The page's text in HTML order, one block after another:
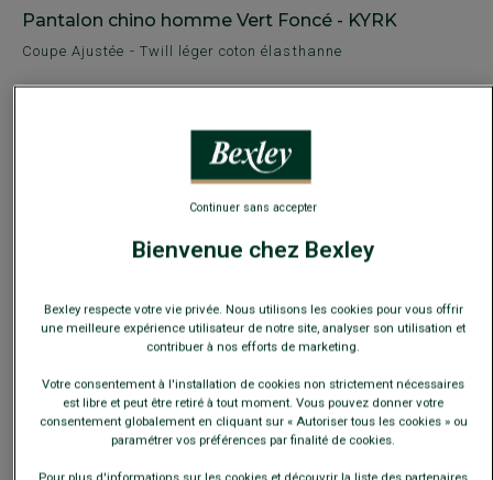
Pantalon chino homme Vert Foncé - KYRK
Coupe Ajustée - Twill léger coton élasthanne
74,00 €
Le 2e pantalon au choix
Payez en plusieurs fois dès 199€ d'achat
COULEURS DISPONIBLES
Ce modèle taille petit, choisir la taille au-dessus de votre
taille habituelle.
Guide des tailles
Bienvenue chez Bexley
Bexley respecte votre vie privée. Nous utilisons les cookies pour vous offrir
une meilleure expérience utilisateur de notre site, analyser son utilisation et
contribuer à nos efforts de marketing.
Votre consentement à l'installation de cookies non strictement nécessaires
est libre et peut être retiré à tout moment. Vous pouvez donner votre
consentement globalement en cliquant sur « Autoriser tous les cookies » ou
paramétrer vos préférences par finalité de cookies.
Pour plus d'informations sur les cookies et découvrir la liste des partenaires
Continuer sans accepter